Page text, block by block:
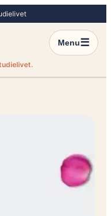
Menu☰